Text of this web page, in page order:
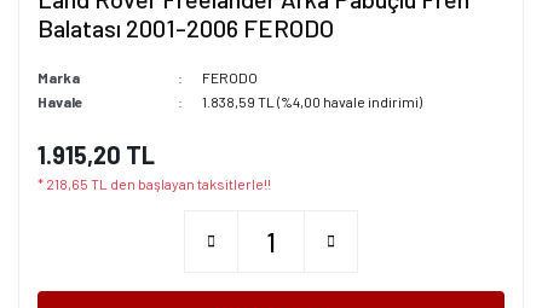
Balatası 2001-2006 FERODO
Marka
FERODO
Havale
1.838,59 TL (%4,00 havale indirimi)
1.915,20 TL
* 218,65 TL den başlayan taksitlerle!!